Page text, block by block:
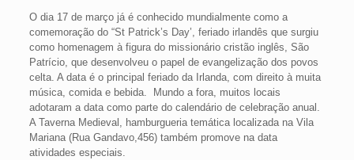
O dia 17 de março já é conhecido mundialmente como a
comemoração do “St Patrick’s Day’, feriado irlandês que surgiu
como homenagem à figura do missionário cristão inglês, São
Patrício, que desenvolveu o papel de evangelização dos povos
celta. A data é o principal feriado da Irlanda, com direito à muita
música, comida e bebida. Mundo a fora, muitos locais
adotaram a data como parte do calendário de celebração anual.
A Taverna Medieval, hamburgueria temática localizada na Vila
Mariana (Rua Gandavo,456) também promove na data
atividades especiais.